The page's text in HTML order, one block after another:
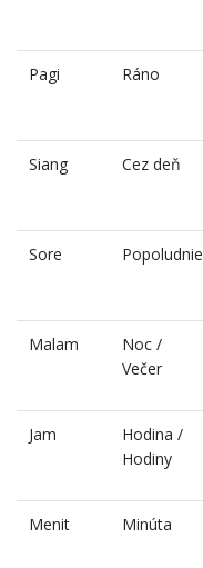
Pagi Ráno
Siang Cez deň
Sore Popoludnie
Malam
Noc /
Večer
Jam
Hodina /
Hodiny
Menit Minúta